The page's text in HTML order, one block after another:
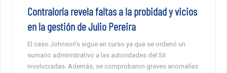
Contraloría revela faltas a la probidad y vicios
en la gestión de Julio Pereira
El caso Johnson’s sigue en curso ya que se ordenó un
sumario administrativo a las autoridades del SII
involucradas. Además, se comprobaron graves anomalías